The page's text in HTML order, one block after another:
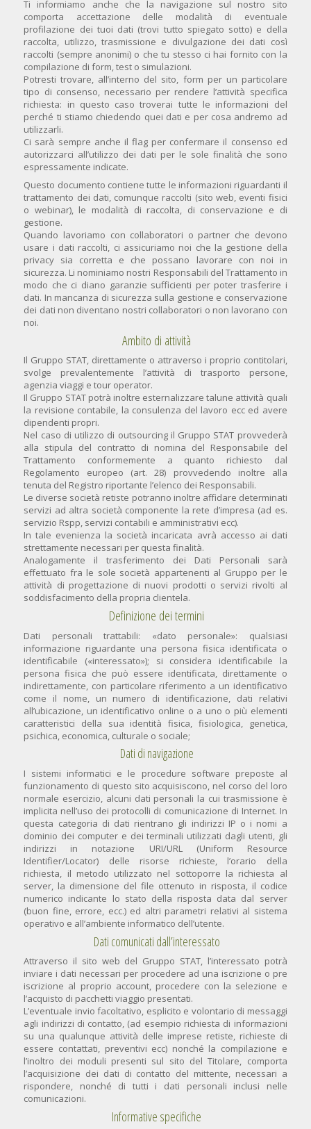
Ti informiamo anche che la navigazione sul nostro sito
comporta accettazione delle modalità di eventuale
profilazione dei tuoi dati (trovi tutto spiegato sotto) e della
raccolta, utilizzo, trasmissione e divulgazione dei dati così
raccolti (sempre anonimi) o che tu stesso ci hai fornito con la
compilazione di form, test o simulazioni.
Potresti trovare, all’interno del sito, form per un particolare
tipo di consenso, necessario per rendere l’attività specifica
richiesta: in questo caso troverai tutte le informazioni del
perché ti stiamo chiedendo quei dati e per cosa andremo ad
utilizzarli.
Ci sarà sempre anche il flag per confermare il consenso ed
autorizzarci all’utilizzo dei dati per le sole finalità che sono
espressamente indicate.
Questo documento contiene tutte le informazioni riguardanti il
trattamento dei dati, comunque raccolti (sito web, eventi fisici
o webinar), le modalità di raccolta, di conservazione e di
gestione.
Quando lavoriamo con collaboratori o partner che devono
usare i dati raccolti, ci assicuriamo noi che la gestione della
privacy sia corretta e che possano lavorare con noi in
sicurezza. Li nominiamo nostri Responsabili del Trattamento in
modo che ci diano garanzie sufficienti per poter trasferire i
dati. In mancanza di sicurezza sulla gestione e conservazione
dei dati non diventano nostri collaboratori o non lavorano con
noi.
Ambito di attività
Il Gruppo STAT, direttamente o attraverso i proprio contitolari,
svolge prevalentemente l’attività di trasporto persone,
agenzia viaggi e tour operator.
Il Gruppo STAT potrà inoltre esternalizzare talune attività quali
la revisione contabile, la consulenza del lavoro ecc ed avere
dipendenti propri.
Nel caso di utilizzo di outsourcing il Gruppo STAT provvederà
alla stipula del contratto di nomina del Responsabile del
Trattamento conformemente a quanto richiesto dal
Regolamento europeo (art. 28) provvedendo inoltre alla
tenuta del Registro riportante l’elenco dei Responsabili.
Le diverse società retiste potranno inoltre affidare determinati
servizi ad altra società componente la rete d’impresa (ad es.
servizio Rspp, servizi contabili e amministrativi ecc).
In tale evenienza la società incaricata avrà accesso ai dati
strettamente necessari per questa finalità.
Analogamente il trasferimento dei Dati Personali sarà
effettuato fra le sole società appartenenti al Gruppo per le
attività di progettazione di nuovi prodotti o servizi rivolti al
soddisfacimento della propria clientela.
Definizione dei termini
Dati personali trattabili: «dato personale»: qualsiasi
informazione riguardante una persona fisica identificata o
identificabile («interessato»); si considera identificabile la
persona fisica che può essere identificata, direttamente o
indirettamente, con particolare riferimento a un identificativo
come il nome, un numero di identificazione, dati relativi
all’ubicazione, un identificativo online o a uno o più elementi
caratteristici della sua identità fisica, fisiologica, genetica,
psichica, economica, culturale o sociale;
Dati di navigazione
I sistemi informatici e le procedure software preposte al
funzionamento di questo sito acquisiscono, nel corso del loro
normale esercizio, alcuni dati personali la cui trasmissione è
implicita nell’uso dei protocolli di comunicazione di Internet. In
questa categoria di dati rientrano gli indirizzi IP o i nomi a
dominio dei computer e dei terminali utilizzati dagli utenti, gli
indirizzi in notazione URI/URL (Uniform Resource
Identifier/Locator) delle risorse richieste, l’orario della
richiesta, il metodo utilizzato nel sottoporre la richiesta al
server, la dimensione del file ottenuto in risposta, il codice
numerico indicante lo stato della risposta data dal server
(buon fine, errore, ecc.) ed altri parametri relativi al sistema
operativo e all’ambiente informatico dell’utente.
Dati comunicati dall’interessato
Attraverso il sito web del Gruppo STAT, l’interessato potrà
inviare i dati necessari per procedere ad una iscrizione o pre
iscrizione al proprio account, procedere con la selezione e
l’acquisto di pacchetti viaggio presentati.
L’eventuale invio facoltativo, esplicito e volontario di messaggi
agli indirizzi di contatto, (ad esempio richiesta di informazioni
su una qualunque attività delle imprese retiste, richieste di
essere contattati, preventivi ecc) nonché la compilazione e
l’inoltro dei moduli presenti sul sito del Titolare, comporta
l’acquisizione dei dati di contatto del mittente, necessari a
rispondere, nonché di tutti i dati personali inclusi nelle
comunicazioni.
Informative specifiche